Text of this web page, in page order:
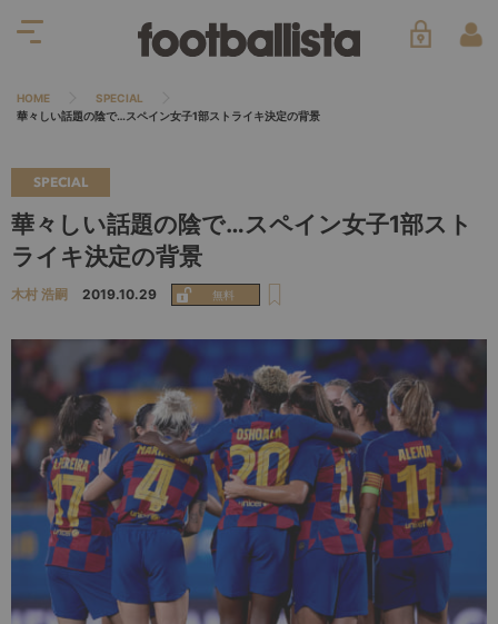
HOME
SPECIAL
華々しい話題の陰で…スペイン女子1部ストライキ決定の背景
SPECIAL
華々しい話題の陰で…スペイン女子1部スト
ライキ決定の背景
木村 浩嗣 2019.10.29